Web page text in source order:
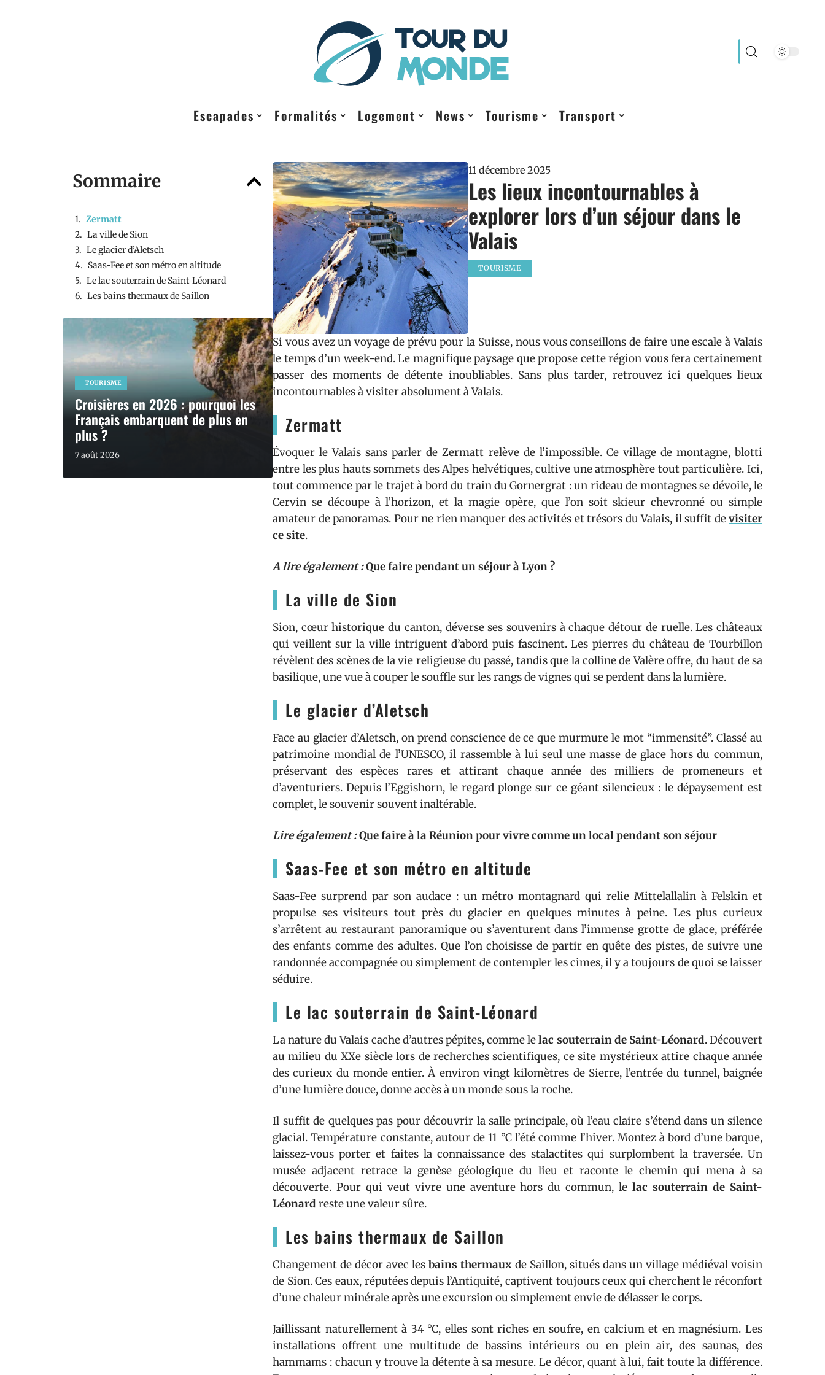
Escapades Formalités Logement News Tourisme Transport
Sommaire
Zermatt
La ville de Sion
Le glacier d’Aletsch
Saas-Fee et son métro en altitude
Le lac souterrain de Saint-Léonard
Les bains thermaux de Saillon
TOURISME
Croisières en 2026 : pourquoi les
Français embarquent de plus en
plus ?
7 août 2026
11 décembre 2025
Les lieux incontournables à
explorer lors d’un séjour dans le
Valais
TOURISME
Si vous avez un voyage de prévu pour la Suisse, nous vous conseillons de faire une escale à Valais
le temps d’un week-end. Le magnifique paysage que propose cette région vous fera certainement
passer des moments de détente inoubliables. Sans plus tarder, retrouvez ici quelques lieux
incontournables à visiter absolument à Valais.
Zermatt
Évoquer le Valais sans parler de Zermatt relève de l’impossible. Ce village de montagne, blotti
entre les plus hauts sommets des Alpes helvétiques, cultive une atmosphère tout particulière. Ici,
tout commence par le trajet à bord du train du Gornergrat : un rideau de montagnes se dévoile, le
Cervin se découpe à l’horizon, et la magie opère, que l’on soit skieur chevronné ou simple
amateur de panoramas. Pour ne rien manquer des activités et trésors du Valais, il suffit devisiter
ce site.
A lire également :Que faire pendant un séjour à Lyon ?
La ville de Sion
Sion, cœur historique du canton, déverse ses souvenirs à chaque détour de ruelle. Les châteaux
qui veillent sur la ville intriguent d’abord puis fascinent. Les pierres du château de Tourbillon
révèlent des scènes de la vie religieuse du passé, tandis que la colline de Valère offre, du haut de sa
basilique, une vue à couper le souffle sur les rangs de vignes qui se perdent dans la lumière.
Le glacier d’Aletsch
Face au glacier d’Aletsch, on prend conscience de ce que murmure le mot “immensité”. Classé au
patrimoine mondial de l’UNESCO, il rassemble à lui seul une masse de glace hors du commun,
préservant des espèces rares et attirant chaque année des milliers de promeneurs et
d’aventuriers. Depuis l’Eggishorn, le regard plonge sur ce géant silencieux : le dépaysement est
complet, le souvenir souvent inaltérable.
Lire également :Que faire à la Réunion pour vivre comme un local pendant son séjour
Saas-Fee et son métro en altitude
Saas-Fee surprend par son audace : un métro montagnard qui relie Mittelallalin à Felskin et
propulse ses visiteurs tout près du glacier en quelques minutes à peine. Les plus curieux
s’arrêtent au restaurant panoramique ou s’aventurent dans l’immense grotte de glace, préférée
des enfants comme des adultes. Que l’on choisisse de partir en quête des pistes, de suivre une
randonnée accompagnée ou simplement de contempler les cimes, il y a toujours de quoi se laisser
séduire.
Le lac souterrain de Saint-Léonard
La nature du Valais cache d’autres pépites, comme lelac souterrain de Saint-Léonard. Découvert
au milieu du XXe siècle lors de recherches scientifiques, ce site mystérieux attire chaque année
des curieux du monde entier. À environ vingt kilomètres de Sierre, l’entrée du tunnel, baignée
d’une lumière douce, donne accès à un monde sous la roche.
Il suffit de quelques pas pour découvrir la salle principale, où l’eau claire s’étend dans un silence
glacial. Température constante, autour de 11 °C l’été comme l’hiver. Montez à bord d’une barque,
laissez-vous porter et faites la connaissance des stalactites qui surplombent la traversée. Un
musée adjacent retrace la genèse géologique du lieu et raconte le chemin qui mena à sa
découverte. Pour qui veut vivre une aventure hors du commun, lelac souterrain de Saint-
Léonard reste une valeur sûre.
Les bains thermaux de Saillon
Changement de décor avec les bains thermaux de Saillon, situés dans un village médiéval voisin
de Sion. Ces eaux, réputées depuis l’Antiquité, captivent toujours ceux qui cherchent le réconfort
d’une chaleur minérale après une excursion ou simplement envie de délasser le corps.
Jaillissant naturellement à 34 °C, elles sont riches en soufre, en calcium et en magnésium. Les
installations offrent une multitude de bassins intérieurs ou en plein air, des saunas, des
hammams : chacun y trouve la détente à sa mesure. Le décor, quant à lui, fait toute la différence.